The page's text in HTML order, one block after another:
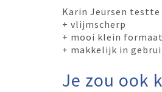
Karin Jeursen testte
+ vlijmscherp
+ mooi klein formaat
+ makkelijk in
Je zou ook